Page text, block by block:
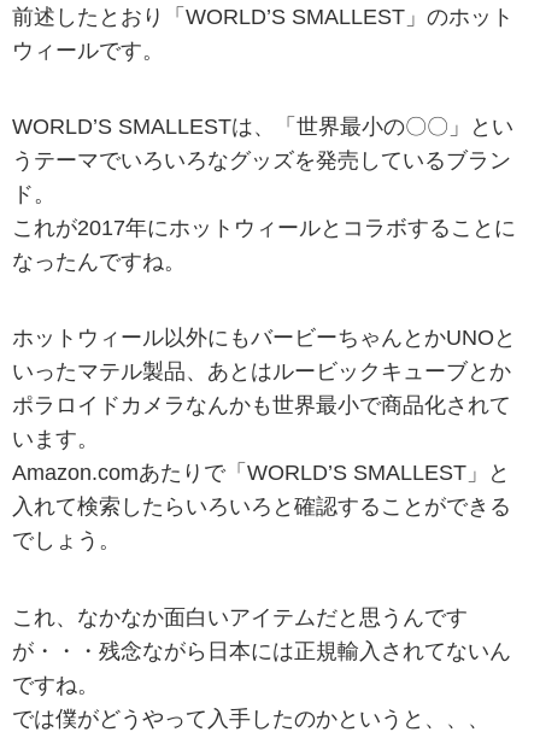
前述したとおり「WORLD’S SMALLEST」のホット
ウィールです。
WORLD’S SMALLESTは、「世界最小の〇〇」とい
うテーマでいろいろなグッズを発売しているブラン
ド。
これが2017年にホットウィールとコラボすることに
なったんですね。
ホットウィール以外にもバービーちゃんとかUNOと
いったマテル製品、あとはルービックキューブとか
ポラロイドカメラなんかも世界最小で商品化されて
います。
Amazon.comあたりで「WORLD’S SMALLEST」と
入れて検索したらいろいろと確認することができる
でしょう。
これ、なかなか面白いアイテムだと思うんです
が・・・残念ながら日本には正規輸入されてないん
ですね。
では僕がどうやって入手したのかというと、、、